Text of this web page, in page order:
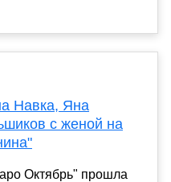
Навка, Яна
с женой на
Октябрь" прошла